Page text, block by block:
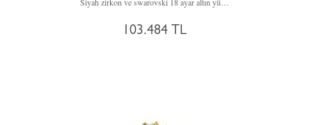
103.484 TL